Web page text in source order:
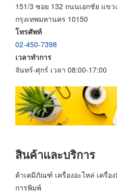
151/3 ซอย 132 ถนนเอกชัย แข
กรุงเทพมหานคร 10150
โทรศัพท์
02-450-7398
เวลาทำการ
จันทร์-ศุกร์ เวลา 08:00-17:00
สินค้าและบริการ
ค้าเคมีภัณฑ์ เครื่องอะไหล่ เครื่อ
การพิมพ์